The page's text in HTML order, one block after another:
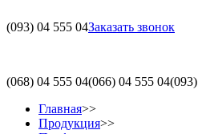
(093) 04 555 04Заказать звонок
(068) 04 555 04(066) 04 555 04(093)
Главная>>
Продукция>>